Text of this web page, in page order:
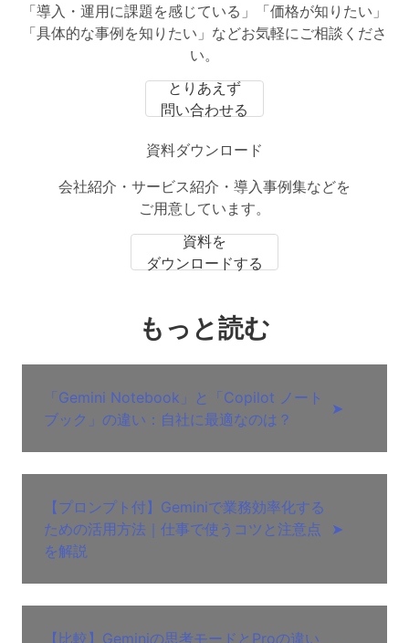
「導入・運用に課題を感じている」「価格が知りたい」
「具体的な事例を知りたい」などお気軽にご相談くださ
い。
とりあえず
問い合わせる
資料ダウンロード
会社紹介・サービス紹介・導入事例集などを
ご用意しています。
資料を
ダウンロードする
もっと読む
「Gemini Notebook」と「Copilot ノート
ブック」の違い：自社に最適なのは？
➤
【プロンプト付】Geminiで業務効率化する
ための活用方法｜仕事で使うコツと注意点
を解説
➤
【比較】Geminiの思考モードとProの違い